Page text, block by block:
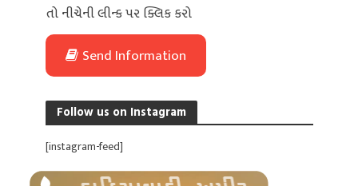
તો નીચેની લીન્ક પર ક્લિક કરો
Send Information
Follow us on Instagram
[instagram-feed]